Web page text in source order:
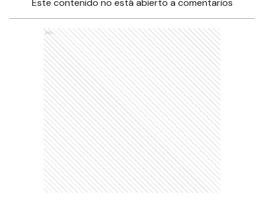
Este contenido no está abierto a comentarios
Ads